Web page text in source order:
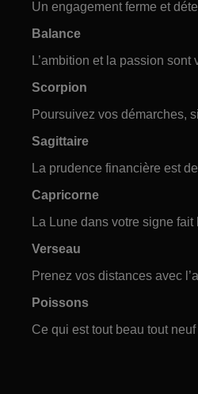
Un engagement ferme et
Balance
L’ambition et la passion
Scorpion
Poursuivez vos démarches,
Sagittaire
La prudence financière est
Capricorne
La Lune dans votre signe
Verseau
Prenez vos distances avec
Poissons
Ce qui est tout beau tout